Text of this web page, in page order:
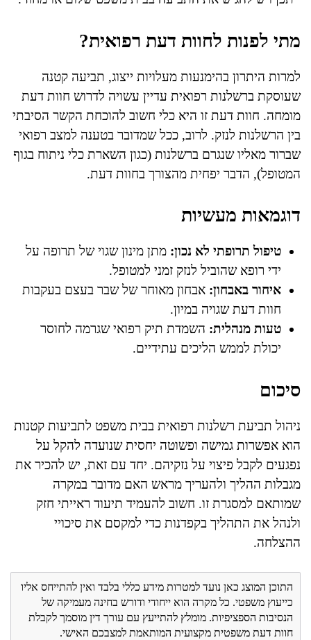
מתי לפנות לחוות דעת רפואית?
למרות היתרון בהימנעות מעלויות ייצוג, תביעה קטנה
שעוסקת ברשלנות רפואית עדיין עשויה לדרוש חוות דעת
מומחה. חוות דעת זו היא כלי חשוב להוכחת הקשר הסיבתי
בין הרשלנות לנזק. לרוב, ככל שמדובר בטענה למצב רפואי
שברור מאליו שנגרם ברשלנות (כגון השארת כלי ניתוח בגוף
המטופל), הדבר יפחית מהצורך בחוות דעת.
דוגמאות מעשיות
טיפול תרופתי לא נכון: מתן מינון שגוי של תרופה על
ידי רופא שהוביל לנזק זמני למטופל.
איחור באבחון: אבחון מאוחר של שבר בעצם בעקבות
חוות דעת שגויה במיון.
טעות מנהלית: השמדת תיק רפואי שגרמה לחוסר
יכולת לממש הליכים עתידיים.
סיכום
ניהול תביעת רשלנות רפואית בבית משפט לתביעות קטנות
הוא אפשרות גמישה ופשוטה יחסית שנועדה להקל על
נפגעים לקבל פיצוי על נזקיהם. יחד עם זאת, יש להכיר את
מגבלות ההליך ולהעריך מראש האם מדובר במקרה
שמותאם למסגרת זו. חשוב להעמיד תיעוד ראייתי חזק
ולנהל את התהליך בקפדנות כדי למקסם את סיכויי
ההצלחה.
התוכן המוצג כאן נועד למטרות מידע כללי בלבד ואין להתייחס אליו
כייעוץ משפטי. כל מקרה הוא ייחודי ודורש בחינה מעמיקה של
הנסיבות הספציפיות. מומלץ להתייעץ עם עורך דין מוסמך לקבלת
חוות דעת משפטית מקצועית המותאמת למצבכם האישי.